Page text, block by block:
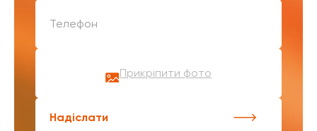
Прикріпити фото
Надіслати